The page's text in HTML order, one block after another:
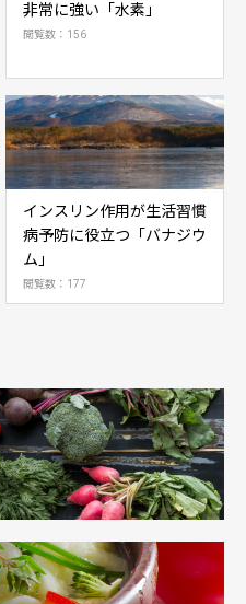
非常に強い「水素」
閲覧数：156
インスリン作用が生活習慣
病予防に役立つ「バナジウ
ム」
閲覧数：177